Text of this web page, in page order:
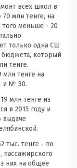
всех школ в
млн тенге, на
того меньше - 20
только одна СШ
бюджета, который
тенге.
тенге на
и № 30.
млн тенге из
в 2015 году и
выдаче
тыс. тенге - по
пассажирского
них на общее